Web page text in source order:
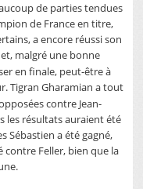
de parties tendues
de France en titre,
a encore réussi son
malgré une bonne
en finale, peut-être à
Tigran Gharamian a tout
contre Jean-
les résultats auraient été
Sébastien a été gagné,
contre Feller, bien que la